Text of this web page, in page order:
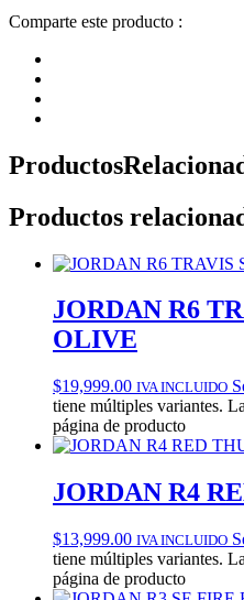
Comparte este producto :
Productos
Productos
JORDAN R6
OLIVE
$19,999.00 IVA INCLUIDO
tiene múltiples variantes.
página de producto
JORDAN R4
$13,999.00 IVA INCLUIDO
tiene múltiples variantes.
página de producto